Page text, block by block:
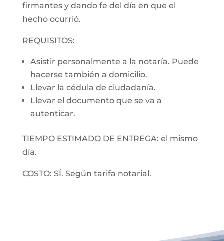
firmantes y dando fe del día en que el
hecho ocurrió.
REQUISITOS:
Asistir personalmente a la notaría. Puede
hacerse también a domicilio.
Llevar la cédula de ciudadanía.
Llevar el documento que se va a
autenticar.
TIEMPO ESTIMADO DE ENTREGA: el mismo
día.
COSTO: SÍ. Según tarifa notarial.